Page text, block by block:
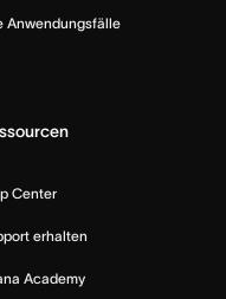
Anwendungsfälle
Center
erhalten
Academy